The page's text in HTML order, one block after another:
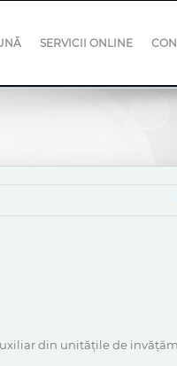
SERVICII ONLINE
din unitățile de